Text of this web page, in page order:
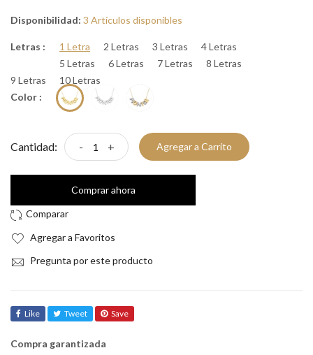
Disponibilidad: 3 Artículos disponibles
Letras : 1 Letra 2 Letras 3 Letras
4 Letras
5 Letras
6 Letras 7 Letras
8 Letras
9 Letras
10 Letras
Color :
Cantidad: - + Agregar a Carrito
Comprar ahora
Agregar a Favoritos
Pregunta por este producto
Like Tweet Save
Compra garantizada